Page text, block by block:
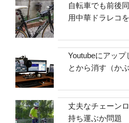
自転車でも前後
用中華ドラレコ
Youtubeにアッ
とから消す（か
丈夫なチェーン
持ち運ぶか問題